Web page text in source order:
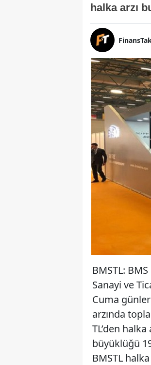
halka arzı
BMSTL:
Sanayi ve
Cuma
arzında
TL’den
büyüklüğü
BMSTL